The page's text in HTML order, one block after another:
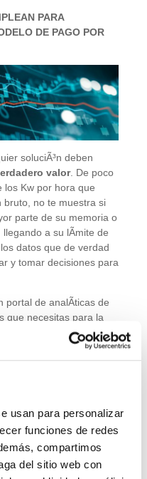
usan para personalizar
funciones de redes
compartimos
del sitio web con
PARA
DE PAGO POR
soluciÃ³n deben
valor. De poco
los Kw por hora que
bruto, no te muestra si
parte de su memoria o
a su lÃ­mite de
datos que de verdad
y tomar decisiones para
portal de analÃ­ticas de
que necesitas para la
Y lo hace de forma
flexibilidad estructural a
abismo insondable, pero